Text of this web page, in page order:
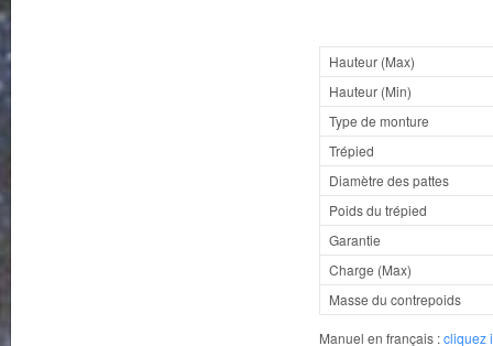
Hauteur (Max)
Hauteur (Min)
Type de monture
Trépied
Diamètre des pattes
Poids du trépied
Garantie
Charge (Max)
Masse du contrepoids
Manuel en français :cliquez